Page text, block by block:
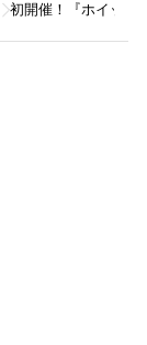
初開催！『ホイッピ